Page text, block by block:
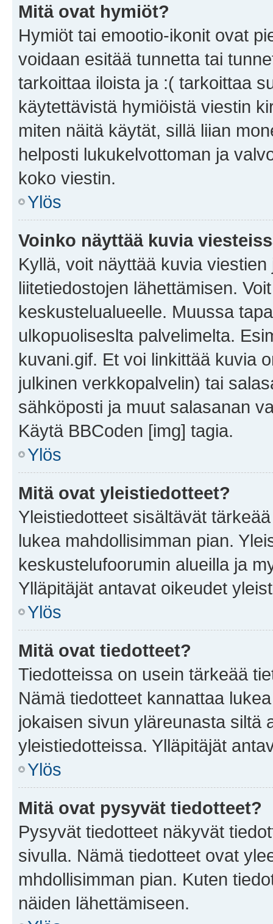
Mitä ovat hymiöt?
Hymiöt tai emootio-ikonit ovat
voidaan esitää tunnetta tai
tarkoittaa iloista ja :( tarkoittaa
käytettävistä hymiöistä viestin
miten näitä käytät, sillä liian
helposti lukukelvottoman ja
koko viestin.
Ylös
Voinko näyttää kuvia
Kyllä, voit näyttää kuvia
liitetiedostojen lähettämisen.
keskustelualueelle. Muussa
ulkopuoliseslta palvelimelta.
kuvani.gif. Et voi linkittää kuvia
julkinen verkkopalvelin) tai
sähköposti ja muut salasanan
Käytä BBCoden [img] tagia.
Ylös
Mitä ovat yleistiedotteet?
Yleistiedotteet sisältävät
lukea mahdollisimman pian.
keskustelufoorumin alueilla ja
Ylläpitäjät antavat oikeudet
Ylös
Mitä ovat tiedotteet?
Tiedotteissa on usein tärkeää
Nämä tiedotteet kannattaa
jokaisen sivun yläreunasta siltä
yleistiedotteissa. Ylläpitäjät
Ylös
Mitä ovat pysyvät tiedotteet?
Pysyvät tiedotteet näkyvät
sivulla. Nämä tiedotteet ovat
mhdollisimman pian. Kuten
näiden lähettämiseen.